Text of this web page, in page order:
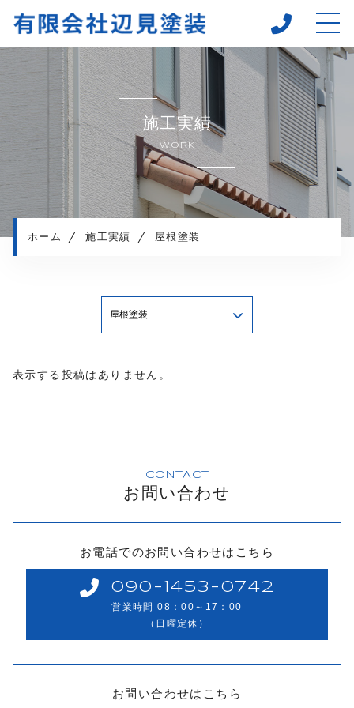
ホーム
当社について
施工メニュー
施工実績
施工の流れ
よくある質問
施工実績
WORK
ホーム 施工実績 屋根塗装
表示する投稿はありません。
CONTACT
お問い合わせ
お電話でのお問い合わせはこちら
090-1453-0742
営業時間 08：00～17：00
（日曜定休）
お問い合わせはこちら